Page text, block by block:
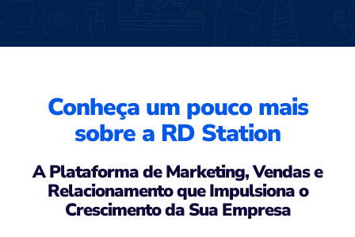
Conheça um pouco mais
sobre a RD Station
A Plataforma de Marketing, Vendas e
Relacionamento que Impulsiona o
Crescimento da Sua Empresa